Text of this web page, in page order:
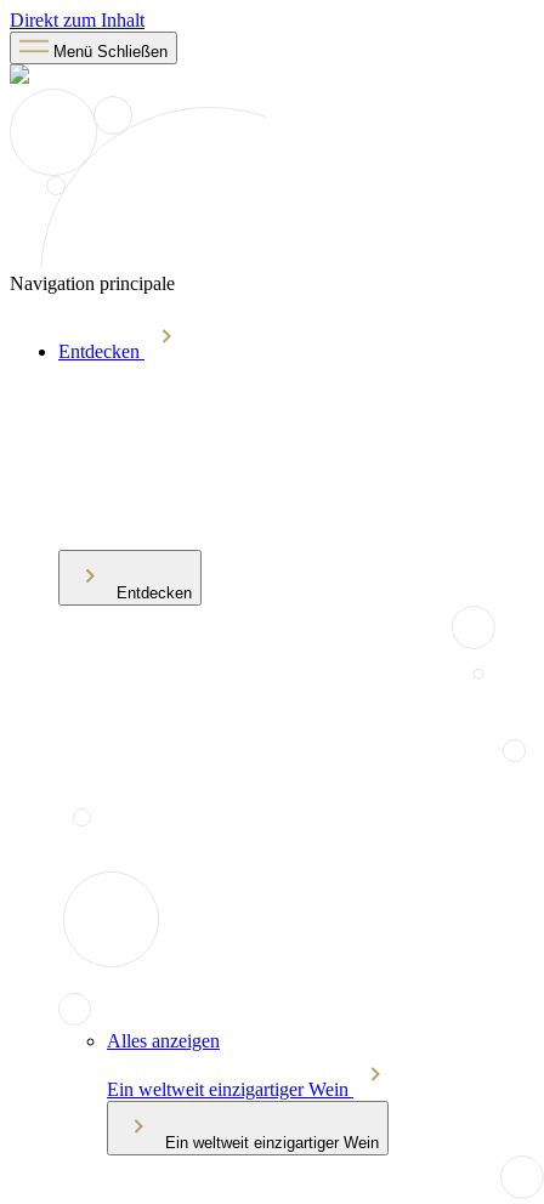
Direkt zum Inhalt
Menü Schließen
Navigation principale
Entdecken
Entdecken
Alles anzeigen
Ein weltweit einzigartiger Wein
Ein weltweit einzigartiger Wein